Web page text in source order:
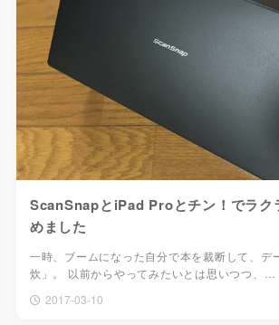
ScanSnapとiPad Proとチン！でラク
めました
一時、ブームになった自分で本を裁断して、デ
炊」。 以前からやってみたいとは思いつつ、…
2017-03-10